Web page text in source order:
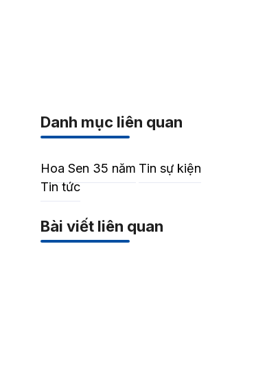
Danh mục liên quan
Hoa Sen 35 năm Tin sự kiện
Tin tức
Bài viết liên quan